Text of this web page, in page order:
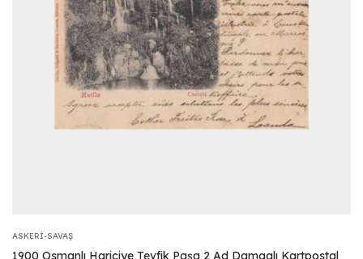
ASKERI-SAVAŞ
1900 Osmanlı Hariciye Tevfik Paşa 2 Ad Damgalı Kartpostal